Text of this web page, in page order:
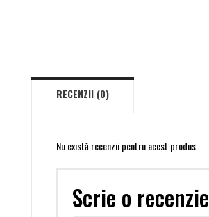
RECENZII (0)
Nu există recenzii pentru acest produs.
Scrie o recenzie